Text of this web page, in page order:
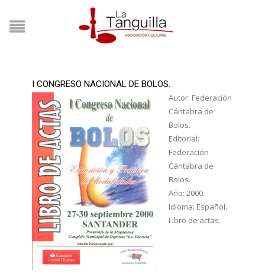
I CONGRESO NACIONAL DE BOLOS.
Autor: Federación
Cántabra de
Bolos.
Editorial:
Federación
Cántabra de
Bolos.
Año: 2000.
Idioma: Español.
Libro de actas.